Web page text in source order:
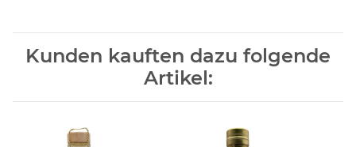
Kunden kauften dazu folgende
Artikel: